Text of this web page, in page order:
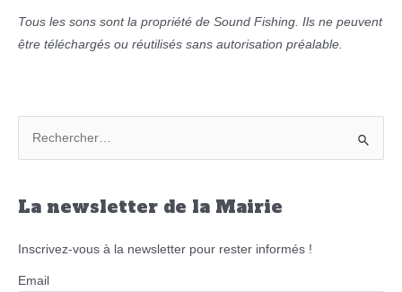
Tous les sons sont la propriété de Sound Fishing. Ils ne peuvent
être téléchargés ou réutilisés sans autorisation préalable.
h
r
c
La newsletter de la Mairie
Inscrivez-vous à la newsletter pour rester informés !
Email